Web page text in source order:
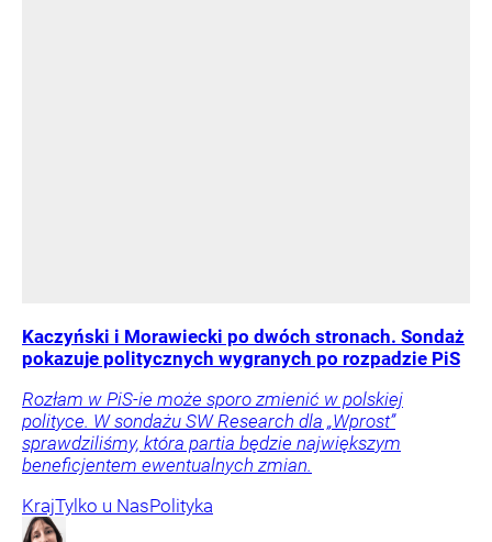
Kaczyński i Morawiecki po dwóch stronach. Sondaż
pokazuje politycznych wygranych po rozpadzie PiS
Rozłam w PiS-ie może sporo zmienić w polskiej
polityce. W sondażu SW Research dla „Wprost”
sprawdziliśmy, która partia będzie największym
beneficjentem ewentualnych zmian.
KrajTylko u NasPolityka